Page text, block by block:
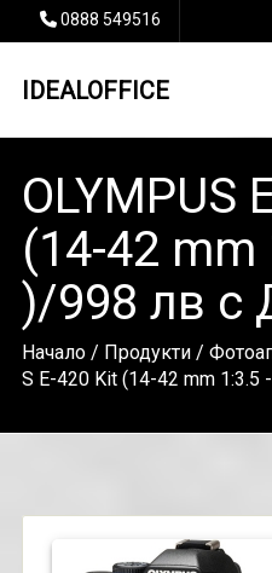
0888 549516
IDEALOFFICE
OLYMPUS
(14-42 mm
)/998 лв с
Начало/ Продукти/
S E-420 Kit (14-42 mm